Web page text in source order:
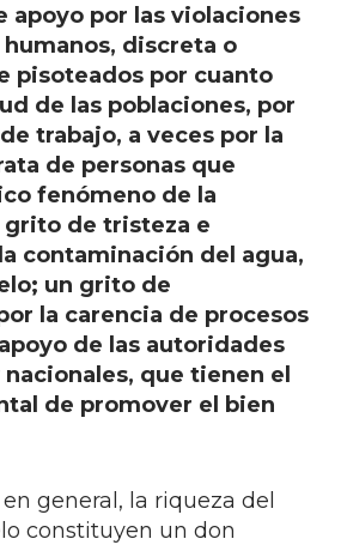
apoyo por las violaciones
discreta o
pisoteados por cuanto
de las poblaciones, por
trabajo, a veces por la
de personas que
fenómeno de la
de tristeza e
contaminación del agua,
un grito de
la carencia de procesos
de las autoridades
que tienen el
de promover el bien
general, la riqueza del
constituyen un don